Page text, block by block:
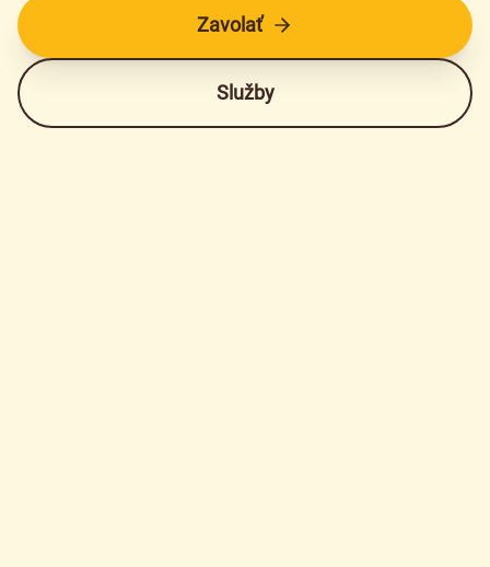
Zavolať
Služby